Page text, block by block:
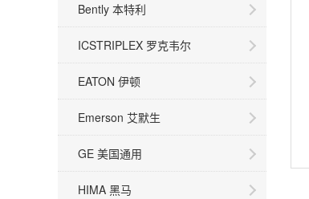
Bently 本特利
ICSTRIPLEX 罗克韦尔
EATON 伊顿
Emerson 艾默生
GE 美国通用
HIMA 黑马